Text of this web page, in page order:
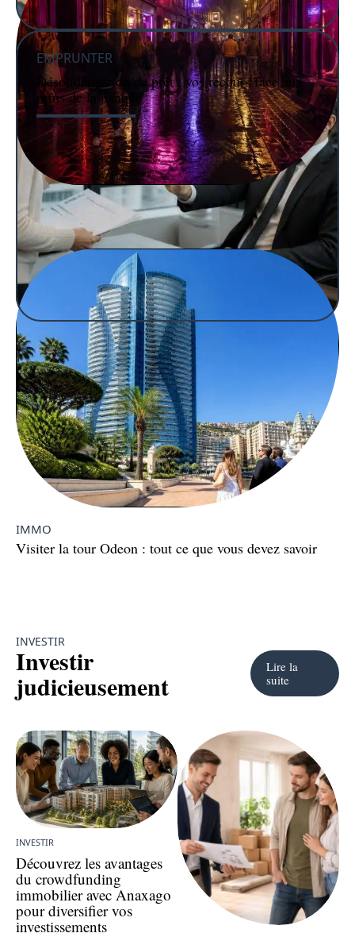
EMPRUNTER
Désolidarisation de prêt : vos recours face au
refus de la banque
IMMO
Une nuit dans le quartier chaud à Lille : entre ambiance
et découvertes
IMMO
Visiter la tour Odeon : tout ce que vous devez savoir
INVESTIR
Investir
judicieusement
Lire la
suite
INVESTIR
Découvrez les avantages
du crowdfunding
immobilier avec Anaxago
pour diversifier vos
investissements